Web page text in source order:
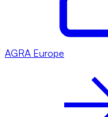
AGRA Europe